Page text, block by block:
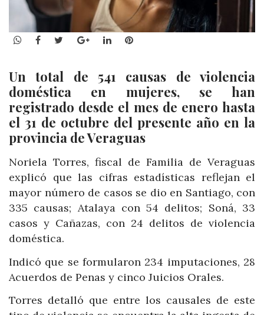
WhatsApp
Facebook
TwitterGoogle+LinkedInPinterest
Un total de 541 causas de violencia
doméstica en mujeres, se han
registrado desde el mes de enero hasta
el 31 de octubre del presente año en la
provincia de Veraguas
Noriela Torres, fiscal de Familia de Veraguas
explicó que las cifras estadísticas reflejan el
mayor número de casos se dio en Santiago, con
335 causas; Atalaya con 54 delitos; Soná, 33
casos y Cañazas, con 24 delitos de violencia
doméstica.
Indicó que se formularon 234 imputaciones, 28
Acuerdos de Penas y cinco Juicios Orales.
Torres detalló que entre los causales de este